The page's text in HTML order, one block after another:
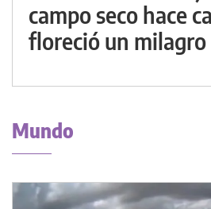
campo seco hace
floreció un milagro
Mundo